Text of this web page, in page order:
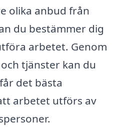
olika anbud från
du bestämmer dig
arbetet. Genom
tjänster kan du
det bästa
arbetet utförs av